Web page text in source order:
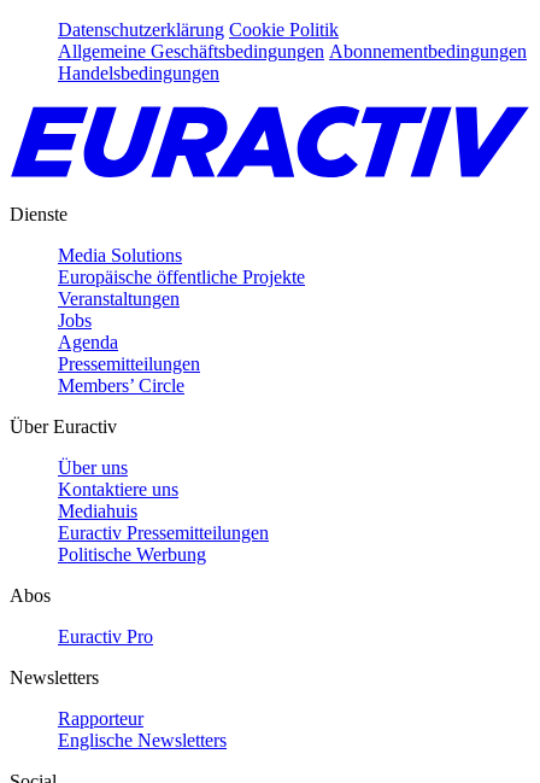
Datenschutzerklärung Cookie Politik
Allgemeine Geschäftsbedingungen Abonnementbedingungen
Handelsbedingungen
Dienste
Media Solutions
Europäische öffentliche Projekte
Veranstaltungen
Jobs
Agenda
Pressemitteilungen
Members’ Circle
Über Euractiv
Über uns
Kontaktiere uns
Mediahuis
Euractiv Pressemitteilungen
Politische Werbung
Abos
Euractiv Pro
Newsletters
Rapporteur
Englische Newsletters